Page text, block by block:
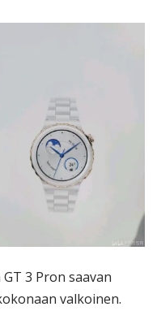
3 Pron saavan
valkoinen.